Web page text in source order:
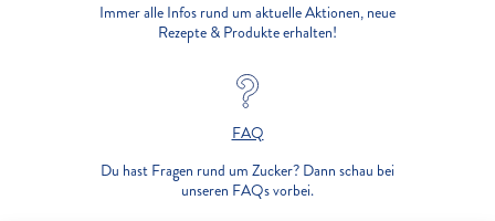
Immer alle Infos rund um aktuelle Aktionen, neue
Rezepte & Produkte erhalten!
FAQ
Du hast Fragen rund um Zucker? Dann schau bei
unseren FAQs vorbei.